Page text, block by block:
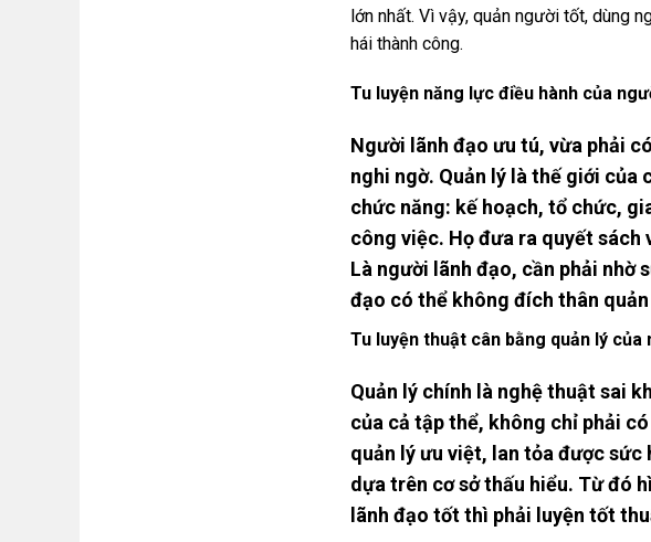
lớn nhất. Vì vậy, quản người tốt, dùng
hái thành công.
Tu luyện năng lực điều hành của
Người lãnh đạo ưu tú, vừa phải
nghi ngờ. Quản lý là thế giới của
chức năng: kế hoạch, tổ chức,
công việc. Họ đưa ra quyết
Là người lãnh đạo, cần phải nhờ
đạo có thể không đích thân
Tu luyện thuật cân bằng quản lý của
Quản lý chính là nghệ thuật sai
của cả tập thể, không chỉ phải
quản lý ưu việt, lan tỏa được sức
dựa trên cơ sở thấu hiểu. Từ đó
lãnh đạo tốt thì phải luyện tốt